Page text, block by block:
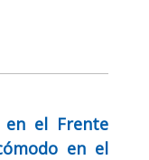
en el Frente
en el